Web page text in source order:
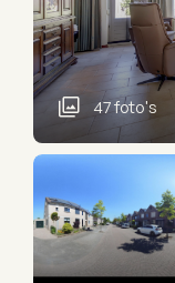
47 foto's